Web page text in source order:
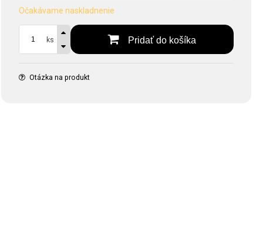
Očakávame naskladnenie
ks Pridať do košíka
Otázka na produkt